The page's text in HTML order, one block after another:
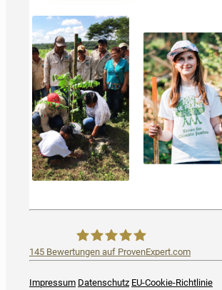
iSurance
145 Bewertungen auf ProvenExpert.com
Impressum Datenschutz EU-Cookie-Richtlinie